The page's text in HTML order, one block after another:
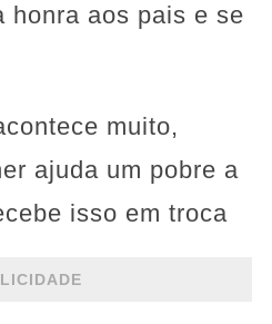
honra aos pais e se
muito,
ajuda um pobre a
isso em troca